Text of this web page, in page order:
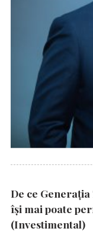
De ce
își mai poate
(Investimental)